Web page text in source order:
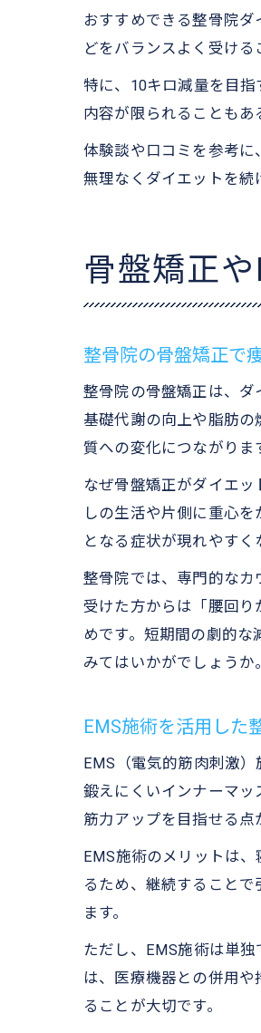
おすすめできる整骨院
どをバランスよく受ける
特に、10キロ減量を目
内容が限られることもあ
体験談や口コミを参考に
無理なくダイエットを続
骨盤矯正
整骨院の骨盤矯正で
整骨院の骨盤矯正は、ダ
基礎代謝の向上や脂肪
質への変化につながりま
なぜ骨盤矯正がダイエ
しの生活や片側に重心
となる症状が現れやすく
整骨院では、専門的なカ
受けた方からは「腰回
めです。短期間の劇的
みてはいかがでしょうか。
EMS施術を活用した
EMS（電気的筋肉刺激
鍛えにくいインナーマッ
筋力アップを目指せる点
EMS施術のメリットは
るため、継続すること
ます。
ただし、EMS施術は単
は、医療機器との併用
ることが大切です。